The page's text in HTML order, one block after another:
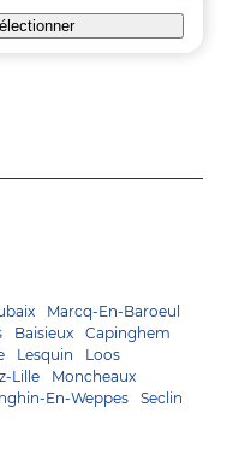
Marcq-En-Baroeul
Baisieux
Capinghem
Lesquin
Loos
Lille
Moncheaux
En-Weppes
Seclin